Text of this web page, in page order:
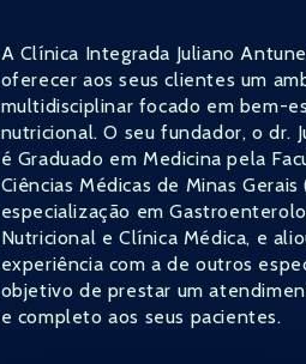
A Clínica Integrada Juliano
oferecer aos seus clientes um
multidisciplinar focado em bem-
nutricional. O seu fundador, o dr.
é Graduado em Medicina pela
Ciências Médicas de Minas
especialização em
Nutricional e Clínica Médica, e
experiência com a de outros
objetivo de prestar um
e completo aos seus pacientes.